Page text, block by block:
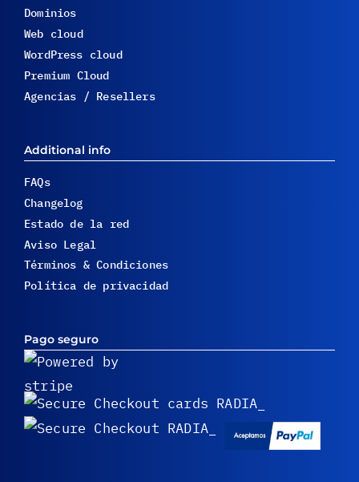
Dominios
Web cloud
WordPress cloud
Premium Cloud
Agencias / Resellers
Additional info
FAQs
Changelog
Estado de la red
Aviso Legal
Términos & Condiciones
Política de privacidad
Pago seguro